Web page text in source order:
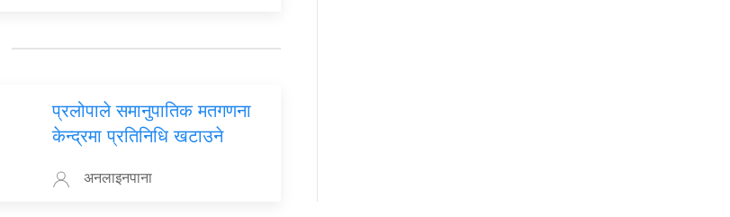
प्रलोपाले समानुपातिक मतगणना
केन्द्रमा प्रतिनिधि खटाउने
अनलाइनपाना